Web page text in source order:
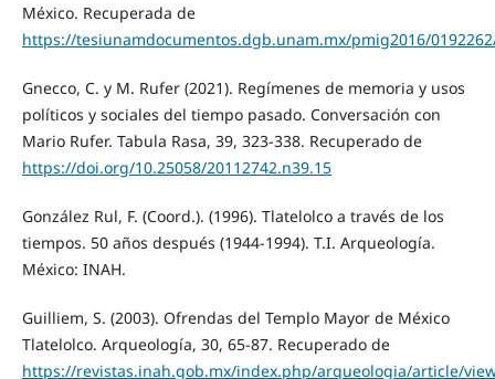
México. Recuperada de
https://tesiunamdocumentos.dgb.unam.mx/pmig2016/
Gnecco, C. y M. Rufer (2021). Regímenes de memoria y usos
políticos y sociales del tiempo pasado. Conversación con
Mario Rufer. Tabula Rasa, 39, 323-338. Recuperado de
https://doi.org/10.25058/20112742.n39.15
González Rul, F. (Coord.). (1996). Tlatelolco a través de los
tiempos. 50 años después (1944-1994). T.I. Arqueología.
México: INAH.
Guilliem, S. (2003). Ofrendas del Templo Mayor de México
Tlatelolco. Arqueología, 30, 65-87. Recuperado de
https://revistas.inah.gob.mx/index.php/arqueologia/article/